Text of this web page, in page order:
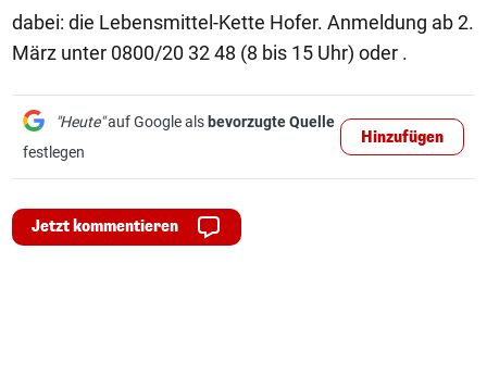
dabei: die Lebensmittel-Kette Hofer. Anmeldung ab 2.
März unter 0800/20 32 48 (8 bis 15 Uhr) oder .
"Heute"auf Google als bevorzugte Quelle
festlegen
Hinzufügen
Jetzt kommentieren